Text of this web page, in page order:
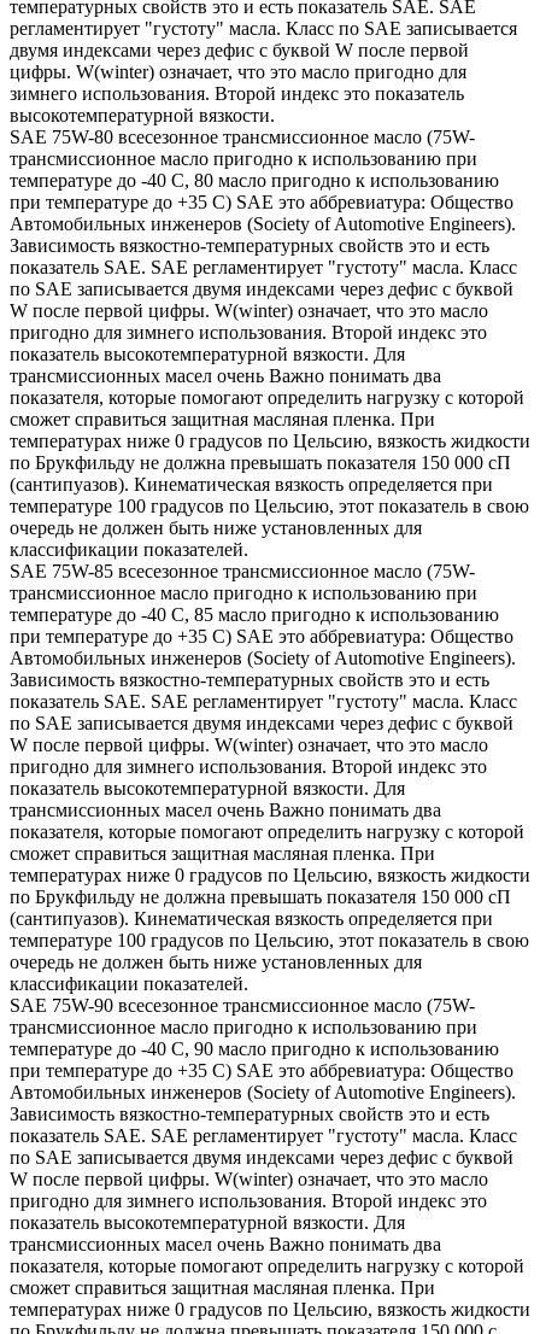
температурных свойств это и есть показатель SAE. SAE
регламентирует "густоту" масла. Класс по SAE записывается
двумя индексами через дефис с буквой W после первой
цифры. W(winter) означает, что это масло пригодно для
зимнего использования. Второй индекс это показатель
высокотемпературной вязкости.
SAE 75W-80 всесезонное трансмиссионное масло (75W-
трансмиссионное масло пригодно к использованию при
температуре до -40 С, 80 масло пригодно к использованию
при температуре до +35 С) SAE это аббревиатура: Общество
Автомобильных инженеров (Society of Automotive Engineers).
Зависимость вязкостно-температурных свойств это и есть
показатель SAE. SAE регламентирует "густоту" масла. Класс
по SAE записывается двумя индексами через дефис с буквой
W после первой цифры. W(winter) означает, что это масло
пригодно для зимнего использования. Второй индекс это
показатель высокотемпературной вязкости. Для
трансмиссионных масел очень Важно понимать два
показателя, которые помогают определить нагрузку с которой
сможет справиться защитная масляная пленка. При
температурах ниже 0 градусов по Цельсию, вязкость жидкости
по Брукфильду не должна превышать показателя 150 000 сП
(сантипуазов). Кинематическая вязкость определяется при
температуре 100 градусов по Цельсию, этот показатель в свою
очередь не должен быть ниже установленных для
классификации показателей.
SAE 75W-85 всесезонное трансмиссионное масло (75W-
трансмиссионное масло пригодно к использованию при
температуре до -40 С, 85 масло пригодно к использованию
при температуре до +35 С) SAE это аббревиатура: Общество
Автомобильных инженеров (Society of Automotive Engineers).
Зависимость вязкостно-температурных свойств это и есть
показатель SAE. SAE регламентирует "густоту" масла. Класс
по SAE записывается двумя индексами через дефис с буквой
W после первой цифры. W(winter) означает, что это масло
пригодно для зимнего использования. Второй индекс это
показатель высокотемпературной вязкости. Для
трансмиссионных масел очень Важно понимать два
показателя, которые помогают определить нагрузку с которой
сможет справиться защитная масляная пленка. При
температурах ниже 0 градусов по Цельсию, вязкость жидкости
по Брукфильду не должна превышать показателя 150 000 сП
(сантипуазов). Кинематическая вязкость определяется при
температуре 100 градусов по Цельсию, этот показатель в свою
очередь не должен быть ниже установленных для
классификации показателей.
SAE 75W-90 всесезонное трансмиссионное масло (75W-
трансмиссионное масло пригодно к использованию при
температуре до -40 С, 90 масло пригодно к использованию
при температуре до +35 С) SAE это аббревиатура: Общество
Автомобильных инженеров (Society of Automotive Engineers).
Зависимость вязкостно-температурных свойств это и есть
показатель SAE. SAE регламентирует "густоту" масла. Класс
по SAE записывается двумя индексами через дефис с буквой
W после первой цифры. W(winter) означает, что это масло
пригодно для зимнего использования. Второй индекс это
показатель высокотемпературной вязкости. Для
трансмиссионных масел очень Важно понимать два
показателя, которые помогают определить нагрузку с которой
сможет справиться защитная масляная пленка. При
температурах ниже 0 градусов по Цельсию, вязкость жидкости